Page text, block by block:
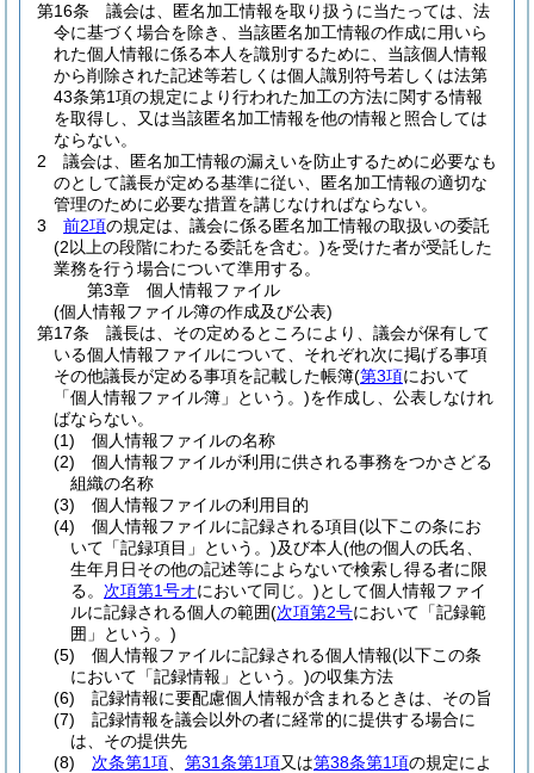
第16条
議会は、匿名加工情報を取り扱うに当たっては、法
令に基づく場合を除き、当該匿名加工情報の作成に用いら
れた個人情報に係る本人を識別するために、当該個人情報
から削除された記述等若しくは個人識別符号若しくは法第
43条第1項の規定により行われた加工の方法に関する情報
を取得し、又は当該匿名加工情報を他の情報と照合しては
ならない。
2
議会は、匿名加工情報の漏えいを防止するために必要なも
のとして議長が定める基準に従い、匿名加工情報の適切な
管理のために必要な措置を講じなければならない。
3
前2項の規定は、議会に係る匿名加工情報の取扱いの委託
(2以上の段階にわたる委託を含む。)を受けた者が受託した
業務を行う場合について準用する。
第3章
個人情報ファイル
(個人情報ファイル簿の作成及び公表)
第17条
議長は、その定めるところにより、議会が保有して
いる個人情報ファイルについて、それぞれ次に掲げる事項
その他議長が定める事項を記載した帳簿(第3項において
「個人情報ファイル簿」という。)を作成し、公表しなけれ
ばならない。
(1)
個人情報ファイルの名称
(2)
個人情報ファイルが利用に供される事務をつかさどる
組織の名称
(3)
個人情報ファイルの利用目的
(4)
個人情報ファイルに記録される項目(以下この条にお
いて「記録項目」という。)及び本人(他の個人の氏名、
生年月日その他の記述等によらないで検索し得る者に限
る。 次項第1号オにおいて同じ。)として個人情報ファイ
ルに記録される個人の範囲(次項第2号において「記録範
囲」という。)
(5)
個人情報ファイルに記録される個人情報(以下この条
において「記録情報」という。)の収集方法
(6)
記録情報に要配慮個人情報が含まれるときは、その旨
(7)
記録情報を議会以外の者に経常的に提供する場合に
は、その提供先
(8)
次条第1項 第31条第1項又は第38条第1項の規定によ